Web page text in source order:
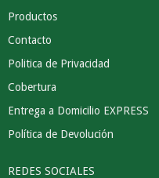
Productos
Contacto
Politica de Privacidad
Cobertura
Entrega a Domicilio EXPRESS
Política de Devolución
REDES SOCIALES